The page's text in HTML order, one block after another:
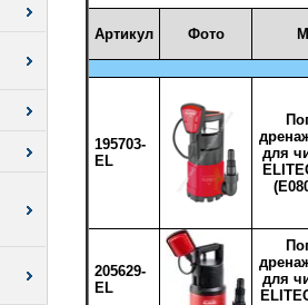
Артикул Фото
195703-
EL
для
205629-
EL
для